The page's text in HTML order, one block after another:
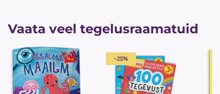
Vaata veel tegelusraamatuid
-25%